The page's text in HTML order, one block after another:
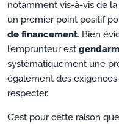
notamment vis-à-vis de la
un premier point positif
de financement. Bien
l’emprunteur est
systématiquement une
également des
respecter.
C’est pour cette raison